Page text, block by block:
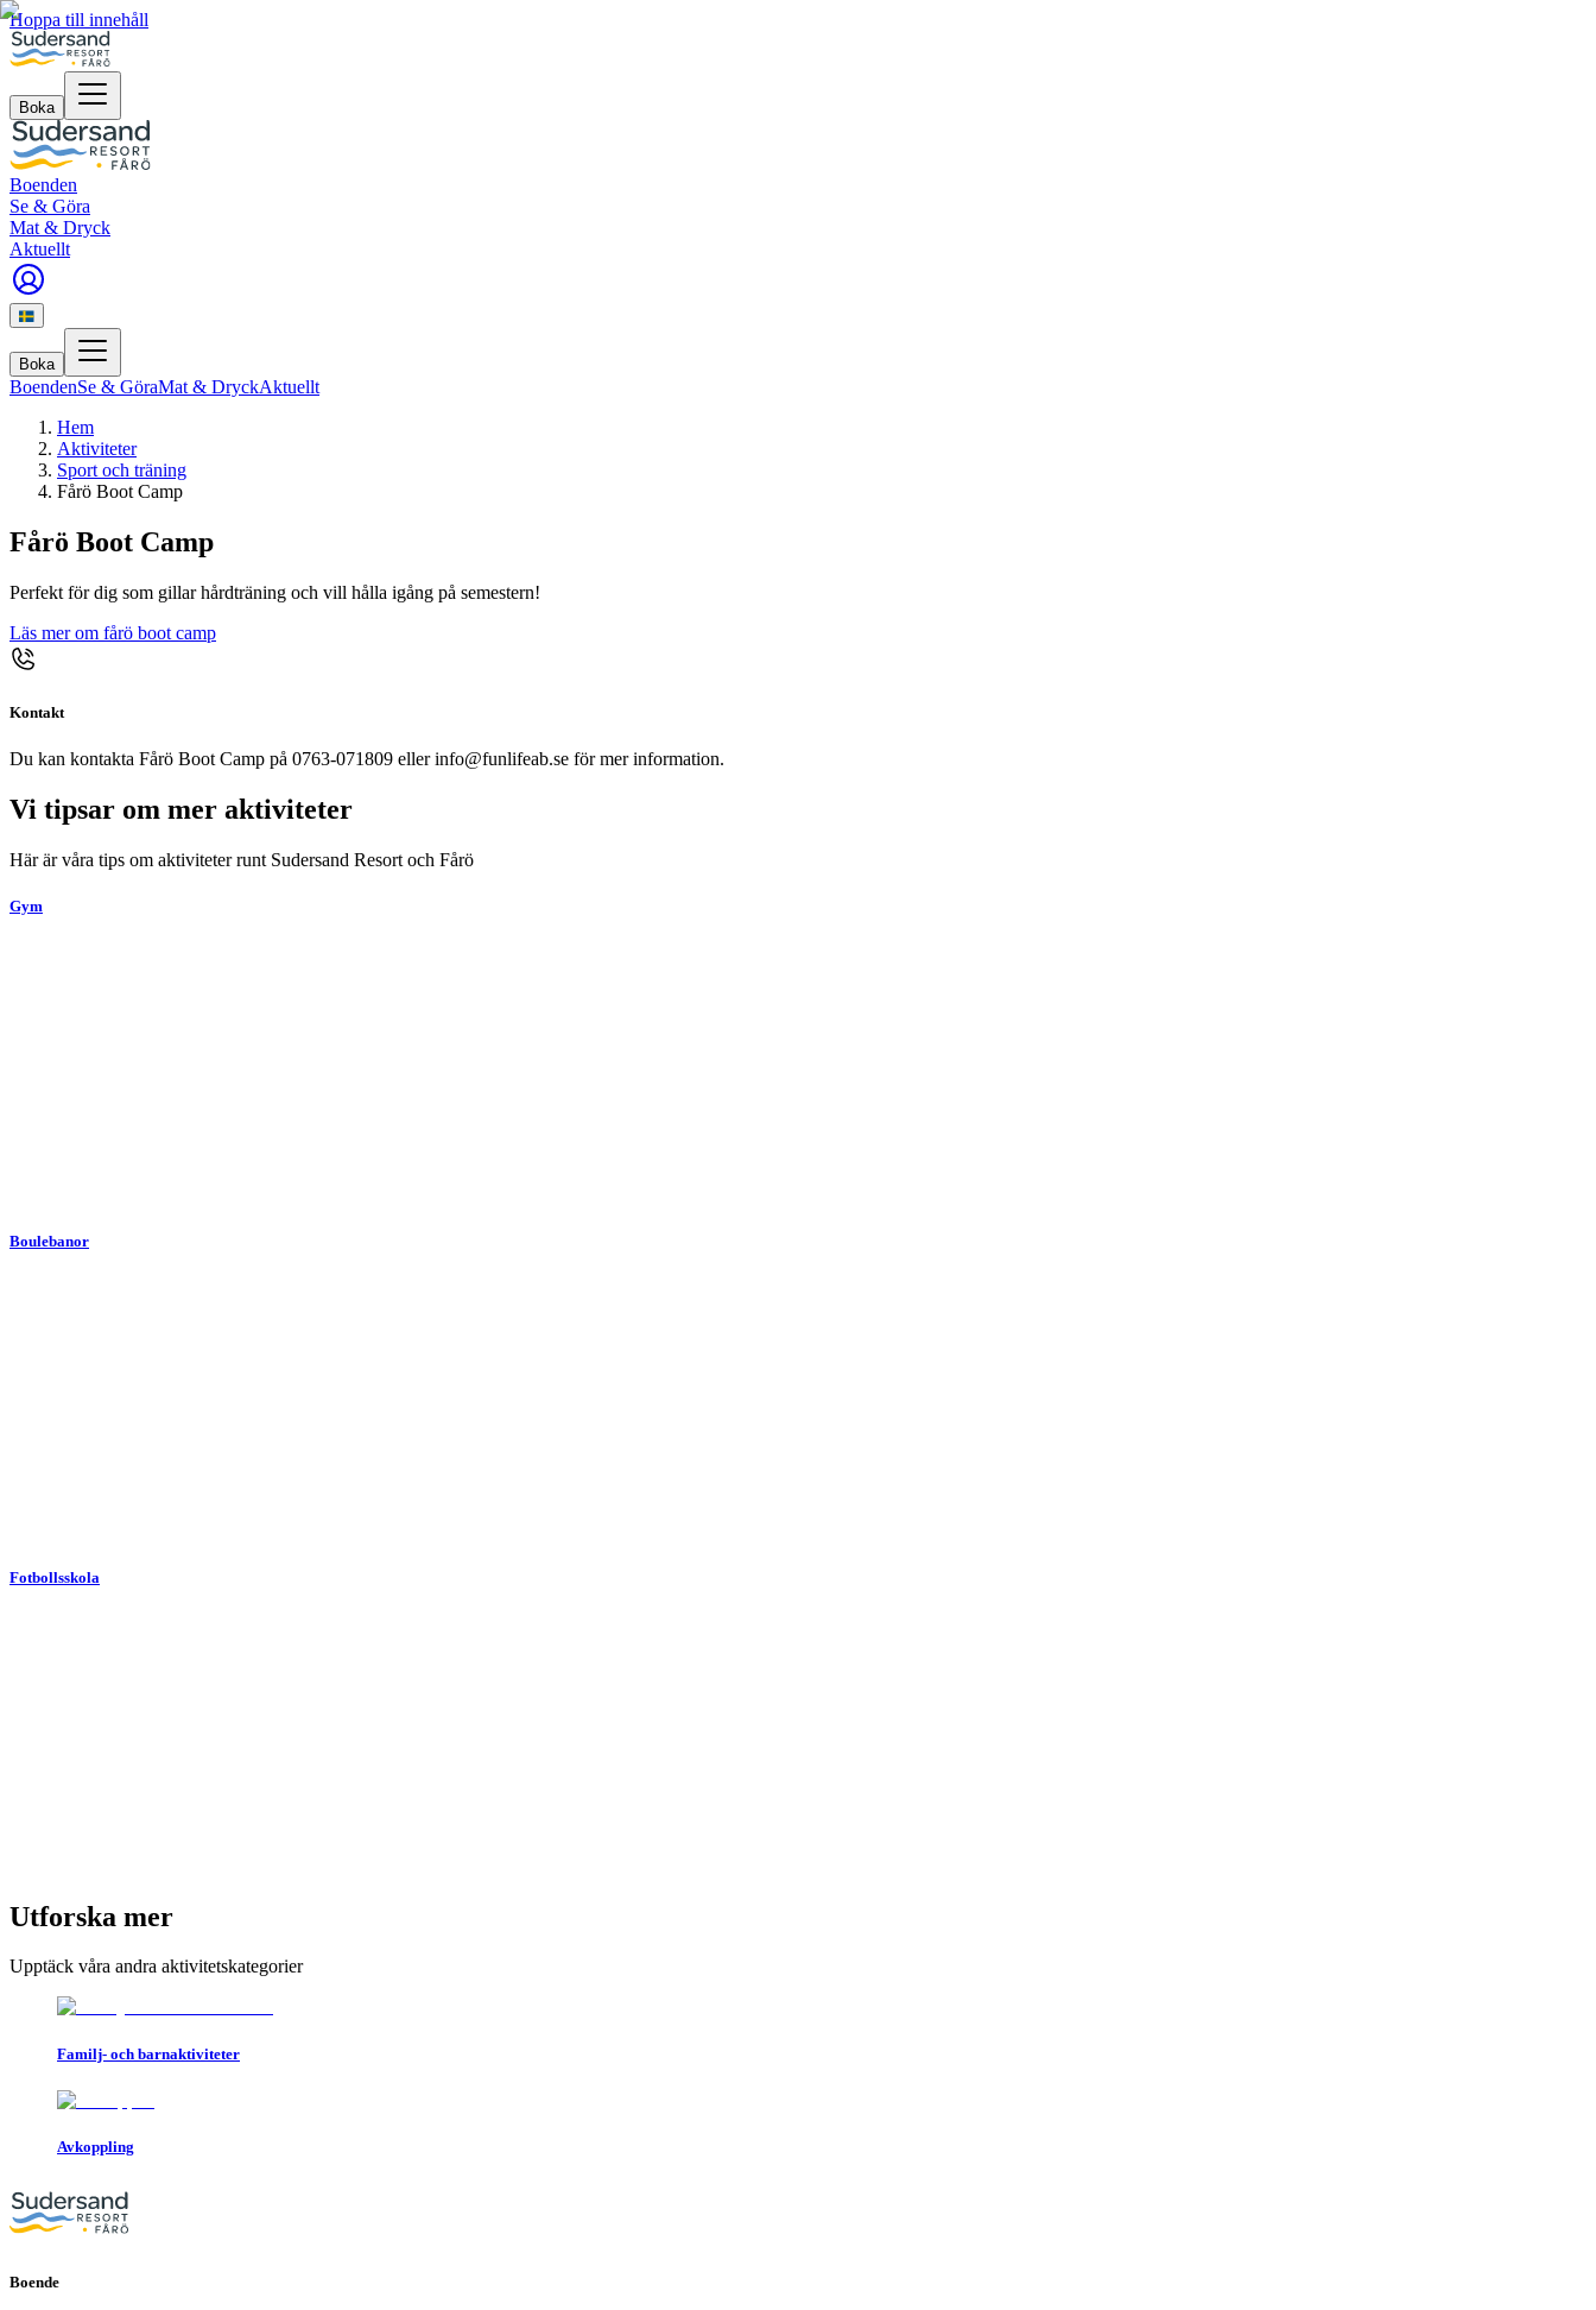
Hoppa till innehåll
Boka
Boenden
Se & Göra
Mat & Dryck
Aktuellt
Boka
BoendenSe & GöraMat & DryckAktuellt
Hem
Aktiviteter
Sport och träning
Fårö Boot Camp
Fårö Boot Camp
Perfekt för dig som gillar hårdträning och vill hålla igång på semestern!
Läs mer om fårö boot camp
Kontakt
Du kan kontakta Fårö Boot Camp på 0763-071809 eller info@funlifeab.se för mer information.
Vi tipsar om mer aktiviteter
Här är våra tips om aktiviteter runt Sudersand Resort och Fårö
Gym
Boulebanor
Fotbollsskola
Utforska mer
Upptäck våra andra aktivitetskategorier
Familj- och barnaktiviteter
Avkoppling
Boende